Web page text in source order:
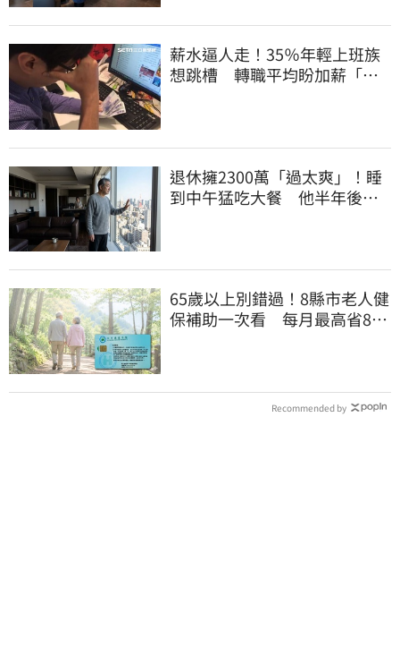
薪水逼人走！35％年輕上班族
想跳槽 轉職平均盼加薪「破
退休擁2300萬「過太爽」！睡
到中午猛吃大餐 他半年後絕
65歲以上別錯過！8縣市老人健
保補助一次看 每月最高省826
Recommended by